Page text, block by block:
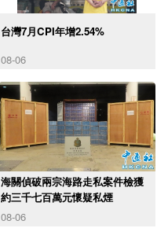
台灣7月CPI年增2.54%
08-06
海關偵破兩宗海路走私案件檢獲
約三千七百萬元懷疑私煙
08-06